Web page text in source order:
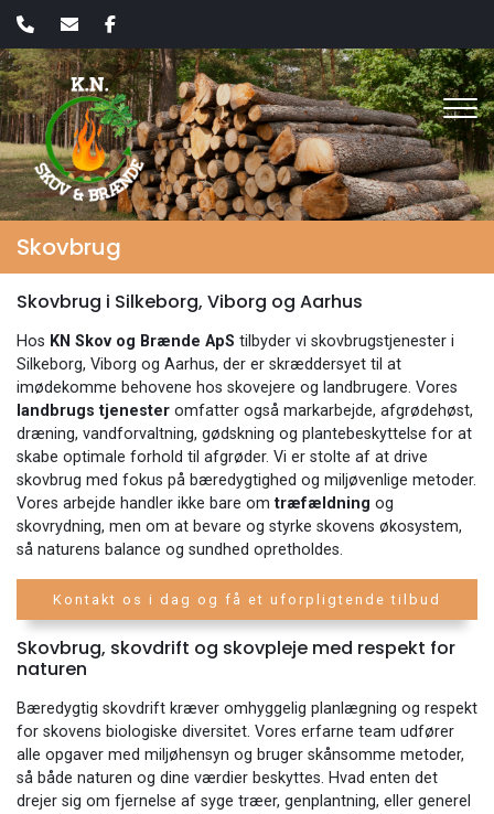
Gå
hovedindhold
Skovbrug
Skovbrug i Silkeborg, Viborg og Aarhus
Hos KN Skov og Brænde ApS tilbyder vi skovbrugstjenester i
Silkeborg, Viborg og Aarhus, der er skræddersyet til at
imødekomme behovene hos skovejere og landbrugere. Vores
landbrugs tjenester omfatter også markarbejde, afgrødehøst,
dræning, vandforvaltning, gødskning og plantebeskyttelse for at
skabe optimale forhold til afgrøder. Vi er stolte af at drive
skovbrug med fokus på bæredygtighed og miljøvenlige metoder.
Vores arbejde handler ikke bare omtræfældning og
skovrydning, men om at bevare og styrke skovens økosystem,
så naturens balance og sundhed opretholdes.
Kontakt os i dag og få et uforpligtende tilbud
Skovbrug, skovdrift og skovpleje med respekt for
naturen
Bæredygtig skovdrift kræver omhyggelig planlægning og respekt
for skovens biologiske diversitet. Vores erfarne team udfører
alle opgaver med miljøhensyn og bruger skånsomme metoder,
så både naturen og dine værdier beskyttes. Hvad enten det
drejer sig om fjernelse af syge træer, genplantning, eller generel